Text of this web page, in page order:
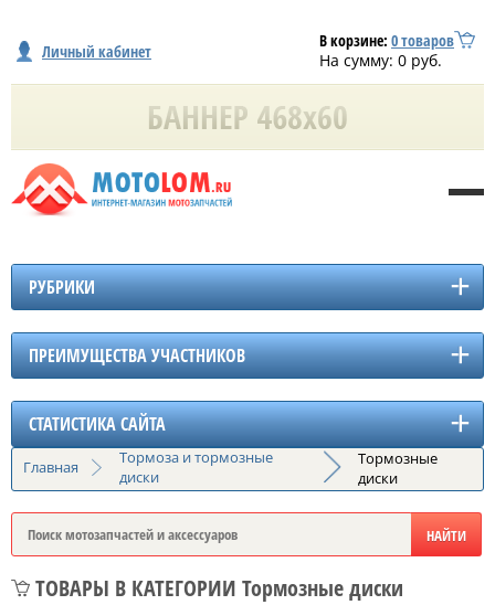
Личный кабинет В корзине: 0товаров
На сумму: 0 руб.
РУБРИКИ
ПРЕИМУЩЕСТВА УЧАСТНИКОВ
СТАТИСТИКА САЙТА
Главная
Тормоза и тормозные
диски
Тормозные
диски
ТОВАРЫ В КАТЕГОРИИ Тормозные диски